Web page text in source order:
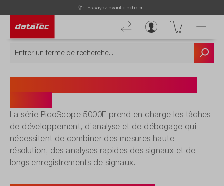
Essayez avant d'acheter !
La série PicoScope 5000E prend en charge les tâches
de développement, d’analyse et de débogage qui
nécessitent de combiner des mesures haute
résolution, des analyses rapides des signaux et de
longs enregistrements de signaux.
Now viewing Aperçu section